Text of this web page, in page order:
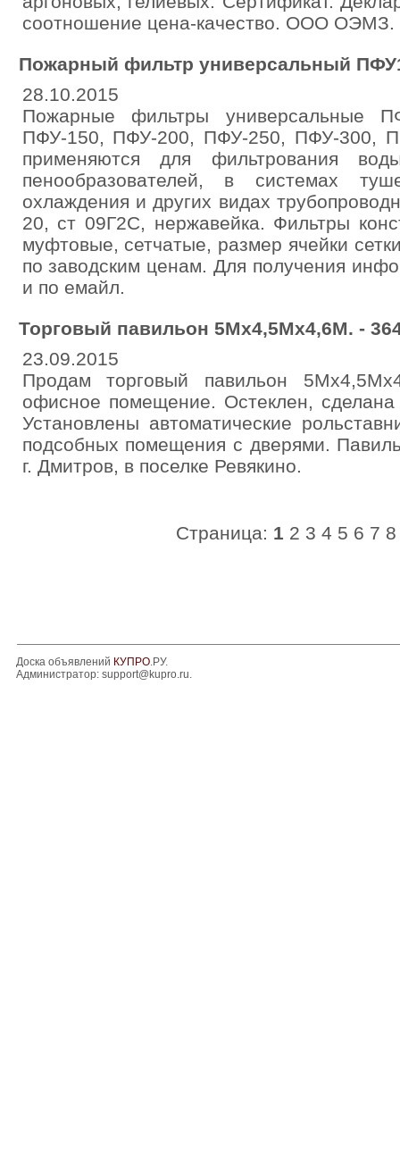
соотношение цена-качество. ООО ОЭМЗ.
Пожарный фильтр универсальный
28.10.2015
Пожарные фильтры универсальные
ПФУ-150, ПФУ-200, ПФУ-250, ПФУ-300,
применяются для фильтрования
пенообразователей, в системах
охлаждения и других видах
20, ст 09Г2С, нержавейка. Фильтры
муфтовые, сетчатые, размер ячейки
по заводским ценам. Для получения
и по емайл.
Торговый павильон 5Мx4,5Мх4,6М. -
23.09.2015
Продам торговый павильон
офисное помещение. Остеклен,
Установлены автоматические
подсобных помещения с дверями.
г. Дмитров, в поселке Ревякино.
Страница: 1 2 3 4 5 6 7 8
Доска объявлений КУПРО.РУ.
Администратор: support@kupro.ru.